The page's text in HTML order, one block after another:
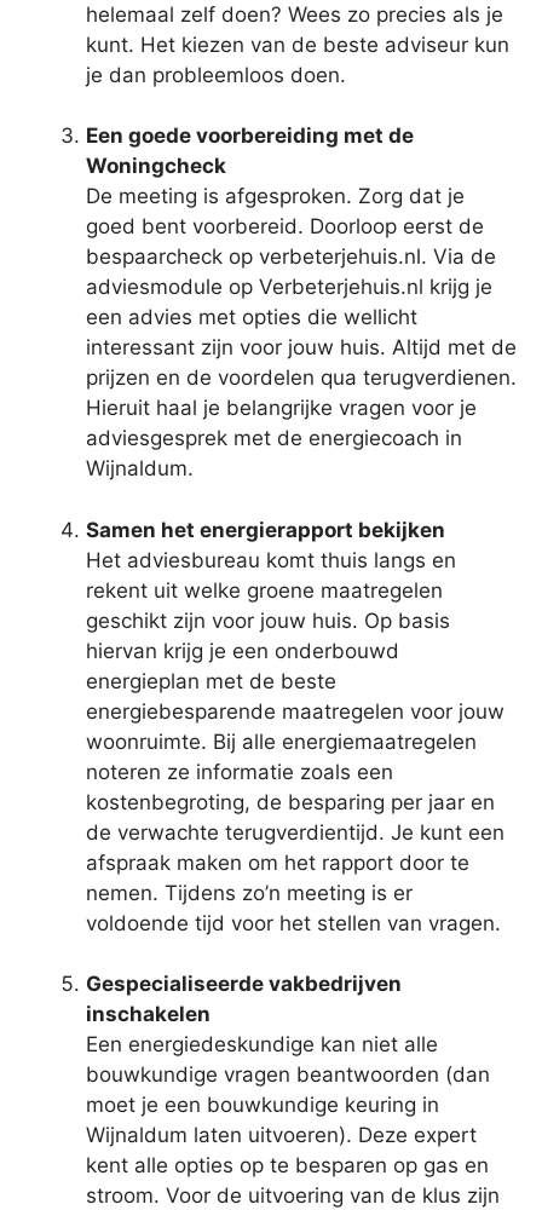
helemaal zelf doen? Wees zo precies als je
kunt. Het kiezen van de beste adviseur kun
je dan probleemloos doen.
Een goede voorbereiding met de
Woningcheck
De meeting is afgesproken. Zorg dat je
goed bent voorbereid. Doorloop eerst de
bespaarcheck op verbeterjehuis.nl. Via de
adviesmodule op Verbeterjehuis.nl krijg je
een advies met opties die wellicht
interessant zijn voor jouw huis. Altijd met de
prijzen en de voordelen qua terugverdienen.
Hieruit haal je belangrijke vragen voor je
adviesgesprek met de energiecoach in
Wijnaldum.
Samen het energierapport bekijken
Het adviesbureau komt thuis langs en
rekent uit welke groene maatregelen
geschikt zijn voor jouw huis. Op basis
hiervan krijg je een onderbouwd
energieplan met de beste
energiebesparende maatregelen voor jouw
woonruimte. Bij alle energiemaatregelen
noteren ze informatie zoals een
kostenbegroting, de besparing per jaar en
de verwachte terugverdientijd. Je kunt een
afspraak maken om het rapport door te
nemen. Tijdens zo’n meeting is er
voldoende tijd voor het stellen van vragen.
Gespecialiseerde vakbedrijven
inschakelen
Een energiedeskundige kan niet alle
bouwkundige vragen beantwoorden (dan
moet je een bouwkundige keuring in
Wijnaldum laten uitvoeren). Deze expert
kent alle opties op te besparen op gas en
stroom. Voor de uitvoering van de klus zijn